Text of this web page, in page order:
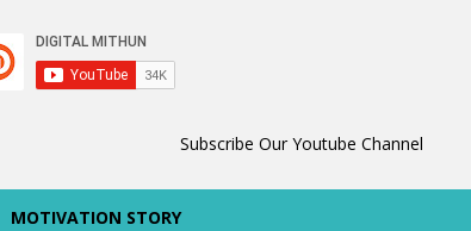
Subscribe Our Youtube Channel
MOTIVATION STORY